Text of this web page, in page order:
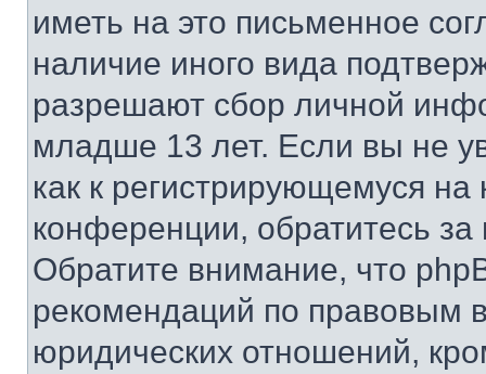
иметь на это письменное
наличие иного вида
разрешают сбор личной
младше 13 лет. Если вы не
как к регистрирующемуся
конференции, обратитесь
Обратите внимание, что
рекомендаций по правовым
юридических отношений,